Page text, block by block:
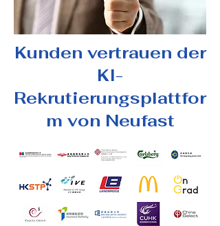
Kunden vertrauen der
KI-
Rekrutierungsplattfor
m von Neufast